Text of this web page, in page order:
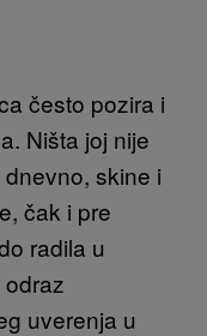
često pozira i
Ništa joj nije
skine i
čak i pre
radila u
odraz
uverenja u